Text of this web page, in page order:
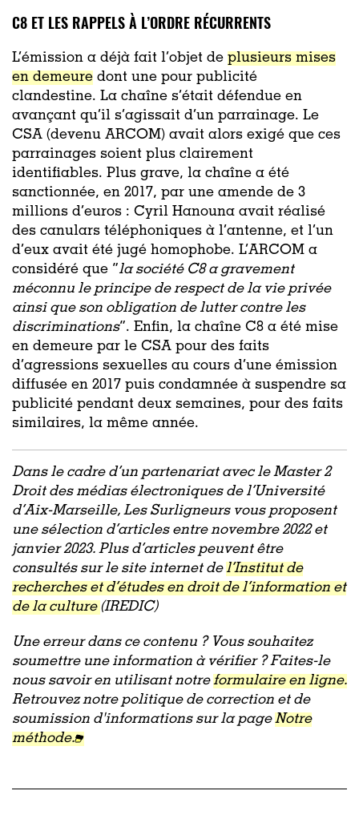
C8 ET LES RAPPELS À L’ORDRE RÉCURRENTS
L’émission a déjà fait l’objet de plusieurs mises
en demeure dont une pour publicité
clandestine. La chaîne s’était défendue en
avançant qu’il s’agissait d’un parrainage. Le
CSA (devenu ARCOM) avait alors exigé que ces
parrainages soient plus clairement
identifiables. Plus grave, la chaîne a été
sanctionnée, en 2017, par une amende de 3
millions d’euros : Cyril Hanouna avait réalisé
des canulars téléphoniques à l’antenne, et l’un
d’eux avait été jugé homophobe. L’ARCOM a
considéré que “la société C8 a gravement
méconnu le principe de respect de la vie privée
ainsi que son obligation de lutter contre les
discriminations”. Enfin, la chaîne C8 a été mise
en demeure par le CSA pour des faits
d’agressions sexuelles au cours d’une émission
diffusée en 2017 puis condamnée à suspendre sa
publicité pendant deux semaines, pour des faits
similaires, la même année.
Dans le cadre d’un partenariat avec leMaster 2
Droit des médias électroniques de l’Université
d’Aix-Marseille, Les Surligneurs vous proposent
une sélection d’articles entre novembre 2022 et
janvier 2023. Plus d’articles peuvent être
consultés sur le site internet de l’Institut de
recherches et d’études en droit de l’information et
de la culture (IREDIC)
Une erreur dans ce contenu ? Vous souhaitez
soumettre une information à vérifier ? Faites-le
nous savoir en utilisant notreformulaire en ligne.
Retrouvez notre politique de correction et de
soumission d'informations sur la pageNotre
méthode.